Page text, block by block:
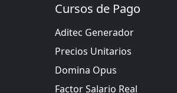
Cursos de Pago
Aditec Generador
Precios Unitarios
Domina Opus
Factor Salario Real